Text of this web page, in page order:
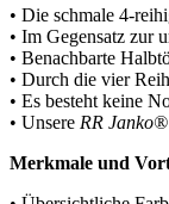
•⁠ ⁠Die schmale 4-
•⁠ Im Gegensatz zur
•⁠ Benachbarte
•⁠ ⁠Durch die vier
•⁠ ⁠Es besteht keine
•⁠ ⁠Unsere RR
Merkmale und